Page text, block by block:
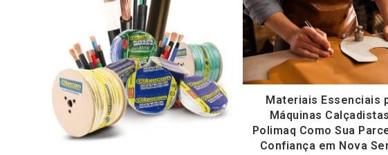
Materiais Essenciais
Máquinas
Polimaq Como Sua
Confiança em Nova